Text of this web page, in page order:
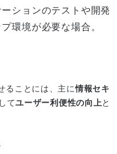
ションのテストや開発
環境が必要な場合。
ることには、主に情報セキ
てユーザー利便性の向上と